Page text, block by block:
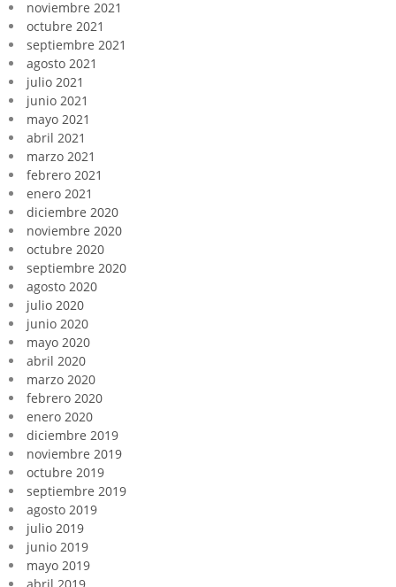
noviembre 2021
octubre 2021
septiembre 2021
agosto 2021
julio 2021
junio 2021
mayo 2021
abril 2021
marzo 2021
febrero 2021
enero 2021
diciembre 2020
noviembre 2020
octubre 2020
septiembre 2020
agosto 2020
julio 2020
junio 2020
mayo 2020
abril 2020
marzo 2020
febrero 2020
enero 2020
diciembre 2019
noviembre 2019
octubre 2019
septiembre 2019
agosto 2019
julio 2019
junio 2019
mayo 2019